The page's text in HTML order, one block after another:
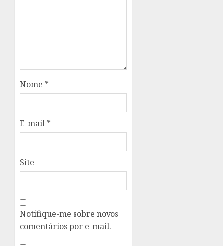
Nome *
E-mail *
Site
Notifique-me sobre novos
comentários por e-mail.